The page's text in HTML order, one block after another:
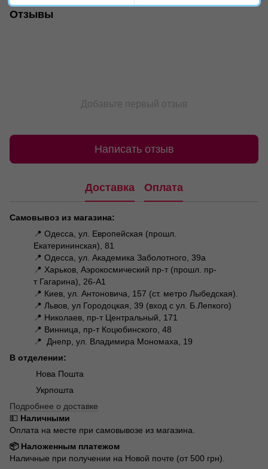
Отзывы
Добавьте первый отзыв
Написать отзыв
Доставка Оплата
Самовывоз из магазина:
📍 Одесса, ул. Европейская (прошл.
Екатерининская), 81
📍 Одесса, ул. Академика Заболотного, 39а
📍 Харьков, Аэрокосмический пр-т (прошл. пр-
т Гагарина), 26-А1
📍 Киев, ул. Антоновича, 157 (ст. метро Лыбедская).
📍 Львов, ул Городоцкая, 39 (вход с ул. Б.Лепкого)
📍 Николаев, пр-т Центральный, 171
📍 Винница, пр-т Коцюбинского, 48
📍 Днепр, ул. Владимира Мономаха, 19
В отделении:
Нова Пошта
Укрпошта
Подробнее о доставке
💵 Наличными
Оплата на месте при самовывозе из магазина.
📦 Наложенным платежом
Наличные при получении на Новой почте (от 500 грн).